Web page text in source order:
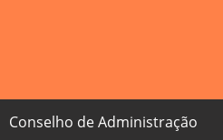
Conselho de Administração